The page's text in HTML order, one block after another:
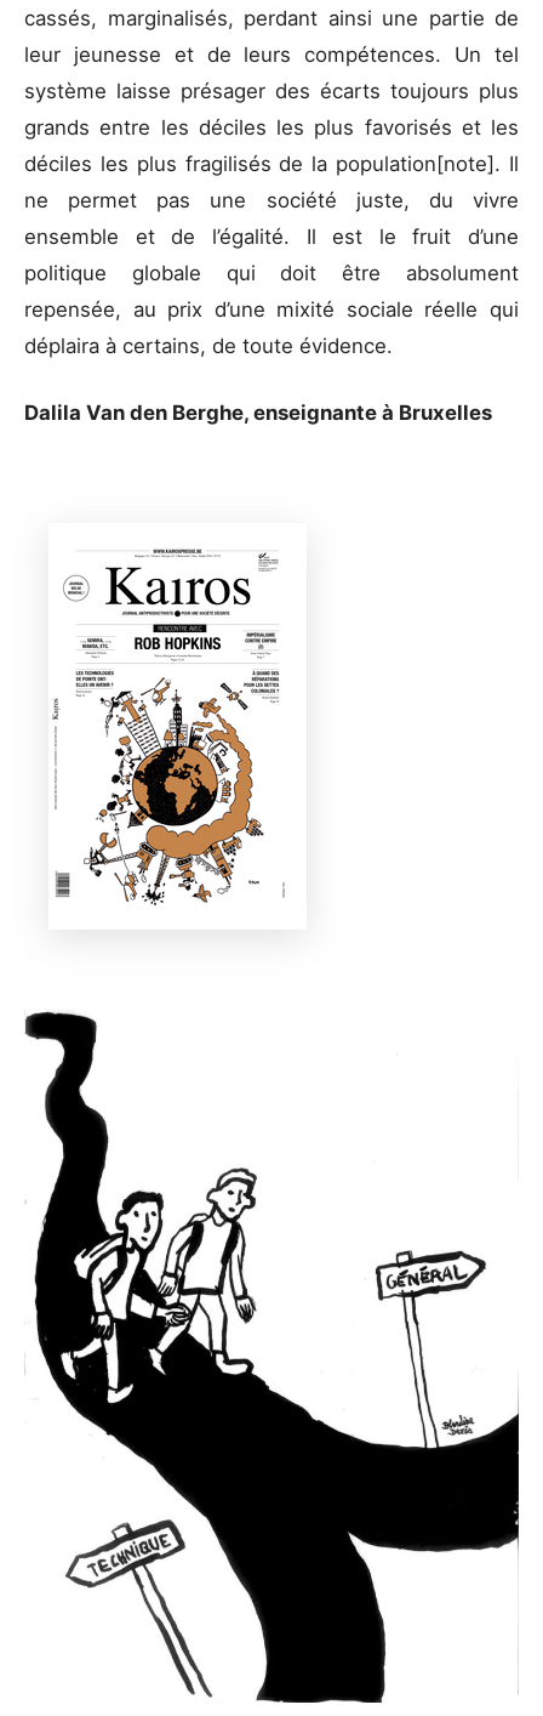
cassés, marginalisés, perdant ainsi une partie de
leur jeunesse et de leurs compétences. Un tel
système laisse présager des écarts toujours plus
grands entre les déciles les plus favorisés et les
déciles les plus fragilisés de la population[note]. Il
ne permet pas une société juste, du vivre
ensemble et de l’égalité. Il est le fruit d’une
politique globale qui doit être absolument
repensée, au prix d’une mixité sociale réelle qui
déplaira à certains, de toute évidence.
Dalila Van den Berghe, enseignante à Bruxelles